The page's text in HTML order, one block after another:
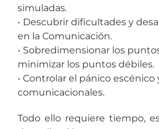
simuladas.
• Descubrir dificultades y
en la Comunicación.
• Sobredimensionar los
minimizar los puntos débiles.
• Controlar el pánico
comunicacionales.
Todo ello requiere tiempo,